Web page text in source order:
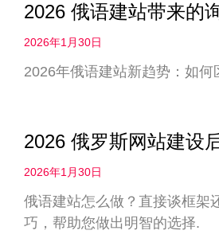
2026 俄语建站带来的
2026年1月30日
2026年俄语建站新趋势：如
2026 俄罗斯网站建设
2026年1月30日
俄语建站怎么做？直接谈框架
巧，帮助您做出明智的选择.